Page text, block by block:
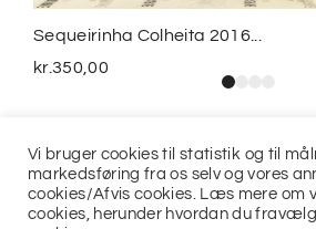
Sequeirinha Colheita 2016...
kr.350,00
Vi bruger cookies til statistik og til
markedsføring fra os selv og vores
cookies/Afvis cookies. Læs mere om
cookies, herunder hvordan du